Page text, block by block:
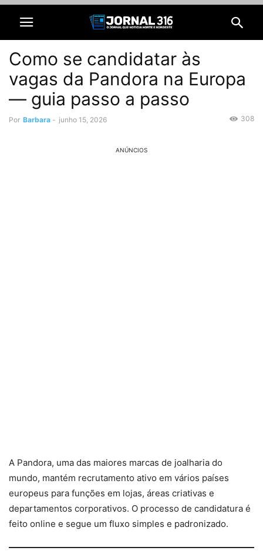
Como se candidatar às
vagas da Pandora na Europa
— guia passo a passo
Por Barbara - junho 15, 2026 308
ANÚNCIOS
A Pandora, uma das maiores marcas de joalharia do
mundo, mantém recrutamento ativo em vários países
europeus para funções em lojas, áreas criativas e
departamentos corporativos. O processo de candidatura é
feito online e segue um fluxo simples e padronizado.